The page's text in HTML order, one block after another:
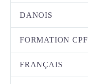
DANOIS
FORMATION CPF
FRANÇAIS